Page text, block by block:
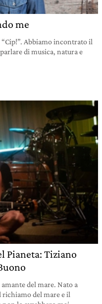
me
Abbiamo incontrato il
di musica, natura e
Pianeta: Tiziano
del mare. Nato a
richiamo del mare e il